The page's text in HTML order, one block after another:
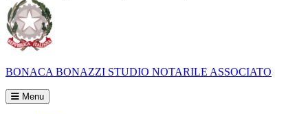
Loading...
BONACA BONAZZI STUDIO NOTARILE ASSOCIATO
Menu